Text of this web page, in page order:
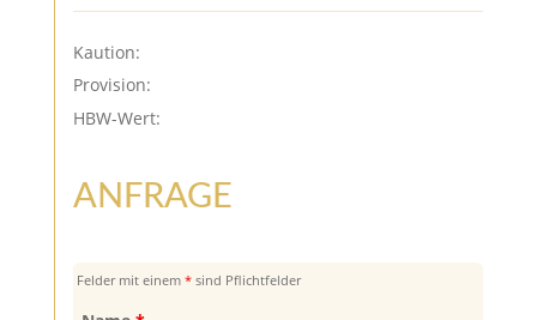
Kaution:
Provision:
HBW-Wert:
ANFRAGE